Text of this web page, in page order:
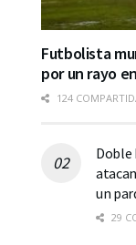
Futbolista
por un rayo
124
Doble
un
29